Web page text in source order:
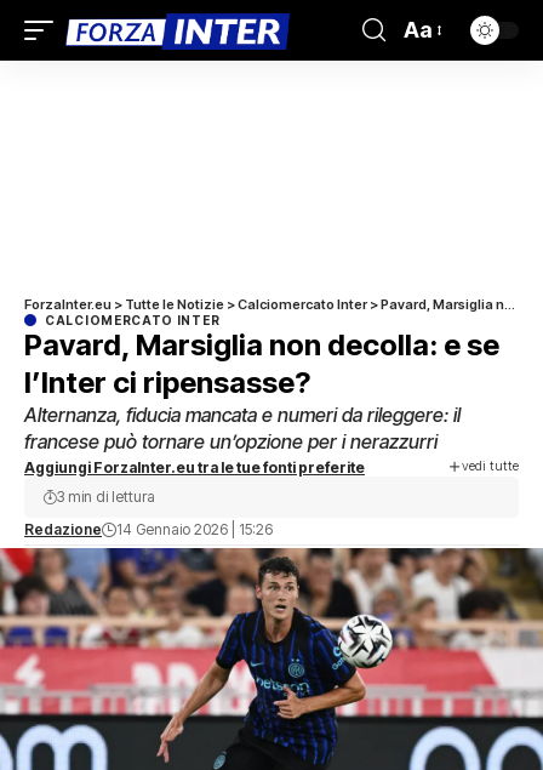
Aa
ForzaInter.eu > Tutte le Notizie >Calciomercato Inter>Pavard, Marsiglia non decolla: e se l’Inter ci ripensasse?
CALCIOMERCATO INTER
Pavard, Marsiglia non decolla: e se
l’Inter ci ripensasse?
Alternanza, fiducia mancata e numeri da rileggere: il
francese può tornare un’opzione per i nerazzurri
Aggiungi ForzaInter.eu tra le tue fonti preferite vedi tutte
Redazione 14 Gennaio 2026 | 15:26
3 min di lettura